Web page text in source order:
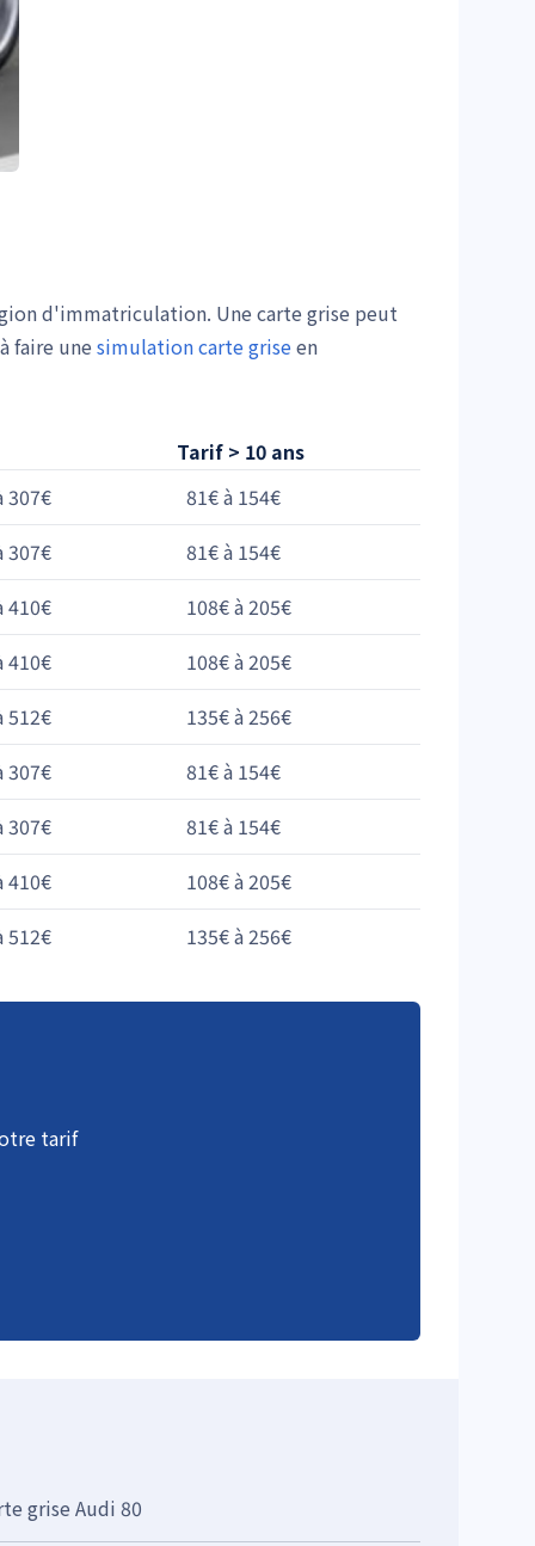
d'immatriculation. Une carte grise peut
faire une simulation carte griseen
Tarif > 10 ans
307€
81€ à 154€
307€
81€ à 154€
410€
108€ à 205€
410€
108€ à 205€
512€
135€ à 256€
307€
81€ à 154€
307€
81€ à 154€
410€
108€ à 205€
512€
135€ à 256€
tarif
grise Audi 80